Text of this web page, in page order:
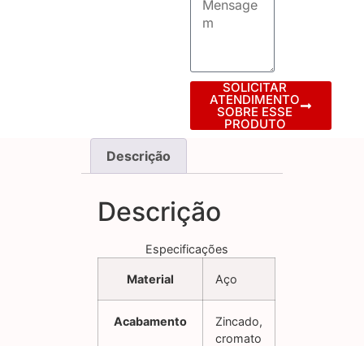
SOLICITAR
ATENDIMENTO
SOBRE ESSE
PRODUTO
Descrição
Descrição
Especificações
Material Aço
Acabamento
Zincado,
cromato